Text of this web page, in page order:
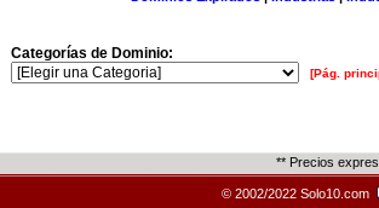
Categorías de Dominio:
[Pág.
** Precios
© 2002/2022 Solo10.com